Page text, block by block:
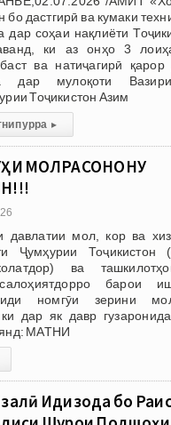
бо дастгирӣ ва кумаки
дар соҳаи нақлиёти
ки аз онҳо 3
ва натиҷагирӣ
дар мулоқоти
Тоҷикистон Азим
пурра ▸
МОЛРАСОНОНУ
давлатии мол, кор ва
Ҷумҳурии Тоҷикистон
ва
барои
номгӯи зерини
дар як давр
МАТНИ
Идизода бо